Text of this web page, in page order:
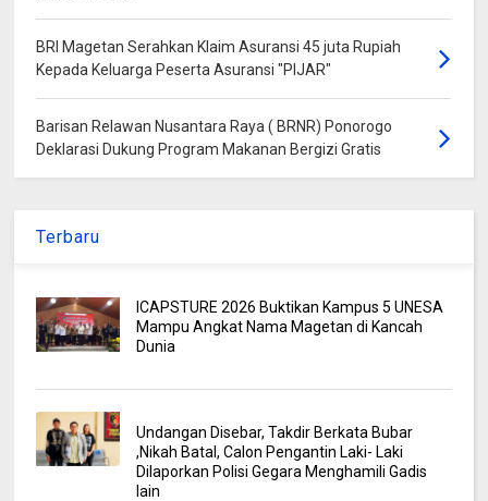
BRI Magetan Serahkan Klaim Asuransi 45 juta Rupiah
Kepada Keluarga Peserta Asuransi "PIJAR"
Barisan Relawan Nusantara Raya ( BRNR) Ponorogo
Deklarasi Dukung Program Makanan Bergizi Gratis
Terbaru
ICAPSTURE 2026 Buktikan Kampus 5 UNESA
Mampu Angkat Nama Magetan di Kancah
Dunia
Undangan Disebar, Takdir Berkata Bubar
,Nikah Batal, Calon Pengantin Laki- Laki
Dilaporkan Polisi Gegara Menghamili Gadis
lain